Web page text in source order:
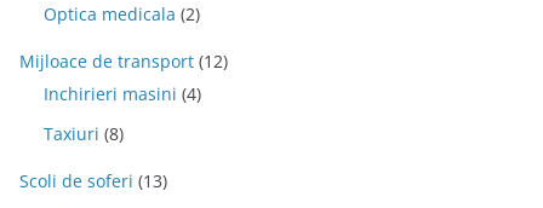
Optica medicala (2)
Mijloace de transport (12)
Inchirieri masini (4)
Taxiuri (8)
Scoli de soferi (13)